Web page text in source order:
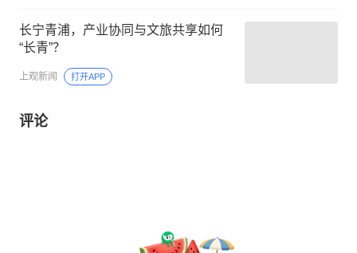
长宁青浦，产业协同与文旅共享如何
“长青”？
上观新闻 打开APP
评论